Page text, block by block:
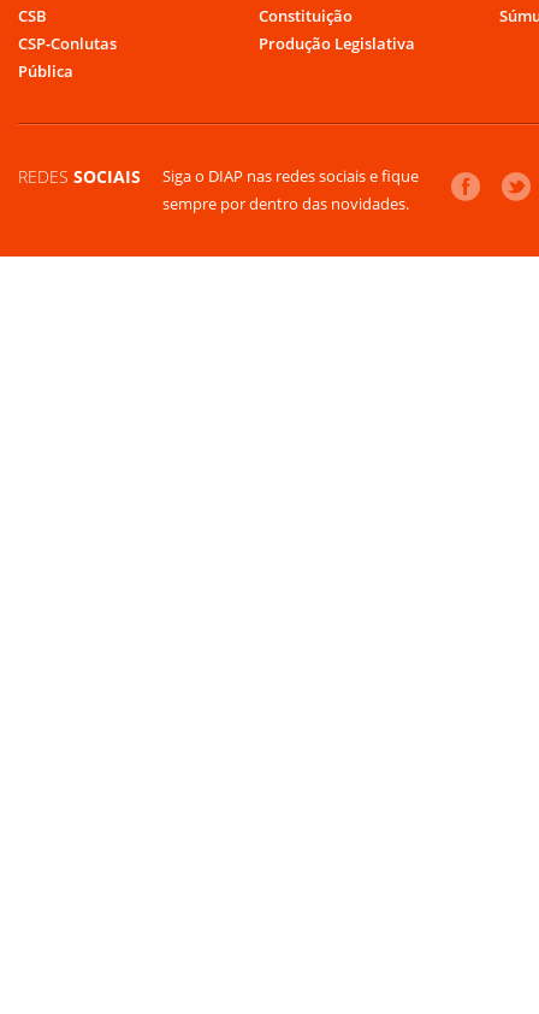
CSB
CSP-Conlutas
Pública
Constituição
Produção Legislativa
REDES SOCIAIS
Siga o DIAP nas redes sociais e fique
sempre por dentro das novidades.